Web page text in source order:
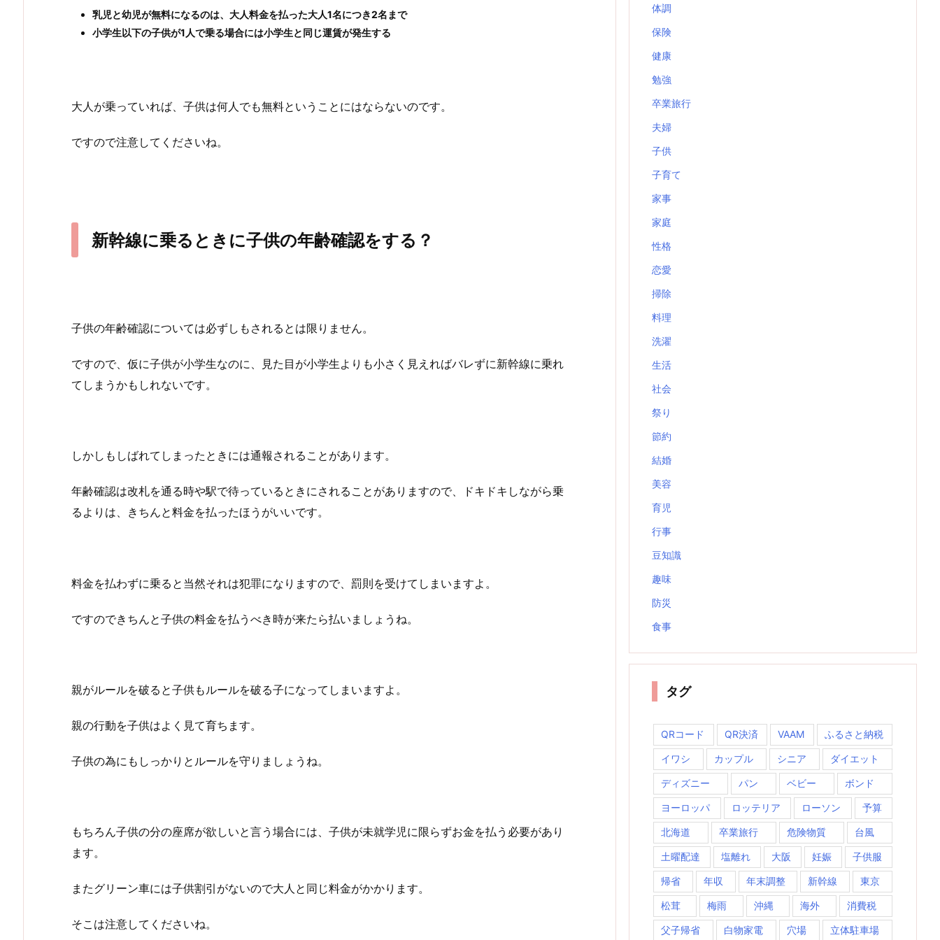
乳児と幼児が無料になるのは、大人料金を払った大人1名につき2名まで
小学生以下の子供が1人で乗る場合には小学生と同じ運賃が発生する
大人が乗っていれば、子供は何人でも無料ということにはならないのです。
ですので注意してくださいね。
新幹線に乗るときに子供の年齢確認をする？
子供の年齢確認については必ずしもされるとは限りません。
ですので、仮に子供が小学生なのに、見た目が小学生よりも小さく見えればバレずに新幹線に乗れ
てしまうかもしれないです。
しかしもしばれてしまったときには通報されることがあります。
年齢確認は改札を通る時や駅で待っているときにされることがありますので、ドキドキしながら乗
るよりは、きちんと料金を払ったほうがいいです。
料金を払わずに乗ると当然それは犯罪になりますので、罰則を受けてしまいますよ。
ですのできちんと子供の料金を払うべき時が来たら払いましょうね。
親がルールを破ると子供もルールを破る子になってしまいますよ。
親の行動を子供はよく見て育ちます。
子供の為にもしっかりとルールを守りましょうね。
もちろん子供の分の座席が欲しいと言う場合には、子供が未就学児に限らずお金を払う必要があり
ます。
またグリーン車には子供割引がないので大人と同じ料金がかかります。
そこは注意してくださいね。
体調
保険
健康
勉強
卒業旅行
夫婦
子供
子育て
家事
家庭
性格
恋愛
掃除
料理
洗濯
生活
社会
祭り
節約
結婚
美容
育児
行事
豆知識
趣味
防災
食事
タグ
QRコード QR決済 VAAM ふるさと納税
イワシ カップル シニア ダイエット
ディズニー パン ベビー ボンド
ヨーロッパ ロッテリア ローソン 予算
北海道 卒業旅行 危険物質 台風
土曜配達 塩離れ 大阪 妊娠 子供服
帰省 年収 年末調整 新幹線 東京
松茸 梅雨 沖縄 海外 消費税
父子帰省 白物家電 穴場 立体駐車場